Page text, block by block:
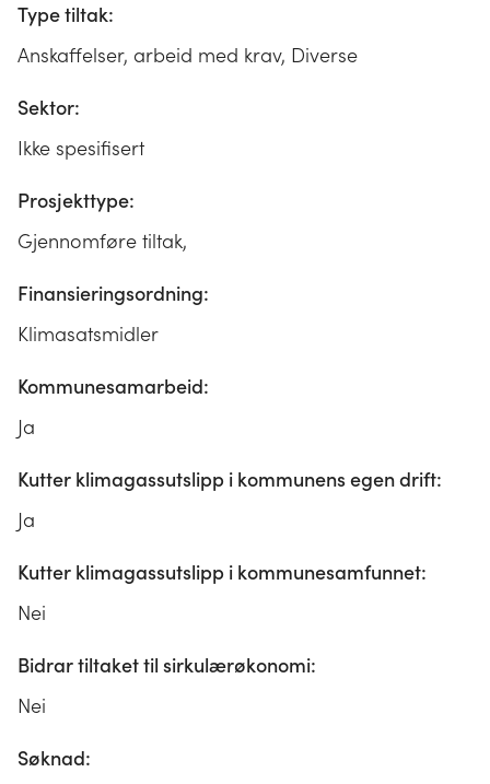
Type tiltak:
Anskaffelser, arbeid med krav, Diverse
Sektor:
Ikke spesifisert
Prosjekttype:
Gjennomføre tiltak,
Finansieringsordning:
Klimasatsmidler
Kommunesamarbeid:
Ja
Kutter klimagassutslipp i kommunens egen drift:
Ja
Kutter klimagassutslipp i kommunesamfunnet:
Nei
Bidrar tiltaket til sirkulærøkonomi:
Nei
Søknad: